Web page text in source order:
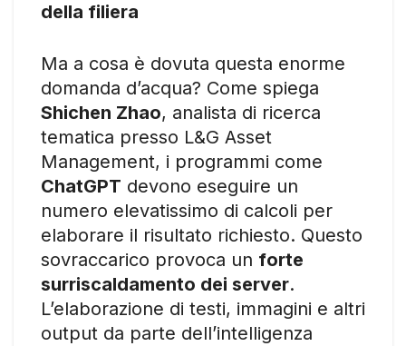
della filiera
Ma a cosa è dovuta questa enorme
domanda d’acqua? Come spiega
Shichen Zhao, analista di ricerca
tematica presso L&G Asset
Management, i programmi come
ChatGPT devono eseguire un
numero elevatissimo di calcoli per
elaborare il risultato richiesto. Questo
sovraccarico provoca un forte
surriscaldamento dei server.
L’elaborazione di testi, immagini e altri
output da parte dell’intelligenza